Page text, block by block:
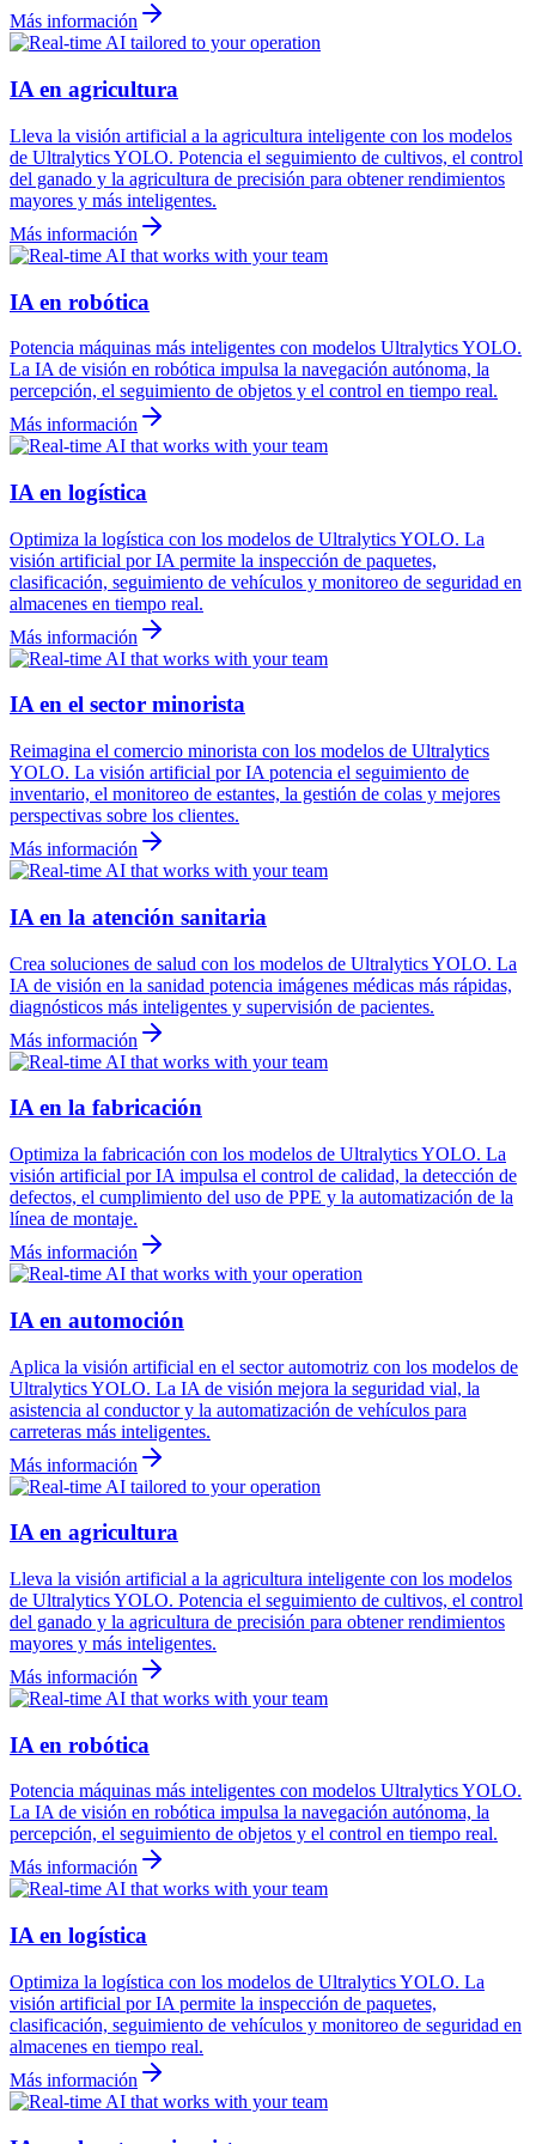
Más información
IA en agricultura
Lleva la visión artificial a la agricultura inteligente con los modelos
de Ultralytics YOLO. Potencia el seguimiento de cultivos, el control
del ganado y la agricultura de precisión para obtener rendimientos
mayores y más inteligentes.
Más información
IA en robótica
Potencia máquinas más inteligentes con modelos Ultralytics YOLO.
La IA de visión en robótica impulsa la navegación autónoma, la
percepción, el seguimiento de objetos y el control en tiempo real.
Más información
IA en logística
Optimiza la logística con los modelos de Ultralytics YOLO. La
visión artificial por IA permite la inspección de paquetes,
clasificación, seguimiento de vehículos y monitoreo de seguridad en
almacenes en tiempo real.
Más información
IA en el sector minorista
Reimagina el comercio minorista con los modelos de Ultralytics
YOLO. La visión artificial por IA potencia el seguimiento de
inventario, el monitoreo de estantes, la gestión de colas y mejores
perspectivas sobre los clientes.
Más información
IA en la atención sanitaria
Crea soluciones de salud con los modelos de Ultralytics YOLO. La
IA de visión en la sanidad potencia imágenes médicas más rápidas,
diagnósticos más inteligentes y supervisión de pacientes.
Más información
IA en la fabricación
Optimiza la fabricación con los modelos de Ultralytics YOLO. La
visión artificial por IA impulsa el control de calidad, la detección de
defectos, el cumplimiento del uso de PPE y la automatización de la
línea de montaje.
Más información
IA en automoción
Aplica la visión artificial en el sector automotriz con los modelos de
Ultralytics YOLO. La IA de visión mejora la seguridad vial, la
asistencia al conductor y la automatización de vehículos para
carreteras más inteligentes.
Más información
IA en agricultura
Lleva la visión artificial a la agricultura inteligente con los modelos
de Ultralytics YOLO. Potencia el seguimiento de cultivos, el control
del ganado y la agricultura de precisión para obtener rendimientos
mayores y más inteligentes.
Más información
IA en robótica
Potencia máquinas más inteligentes con modelos Ultralytics YOLO.
La IA de visión en robótica impulsa la navegación autónoma, la
percepción, el seguimiento de objetos y el control en tiempo real.
Más información
IA en logística
Optimiza la logística con los modelos de Ultralytics YOLO. La
visión artificial por IA permite la inspección de paquetes,
clasificación, seguimiento de vehículos y monitoreo de seguridad en
almacenes en tiempo real.
Más información